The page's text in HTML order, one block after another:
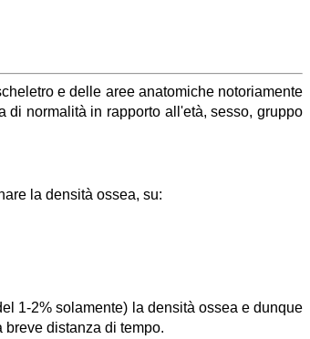
e delle aree anatomiche notoriamente
di normalità in rapporto all'età, sesso, gruppo
la densità ossea, su:
1-2% solamente) la densità ossea e dunque
distanza di tempo.